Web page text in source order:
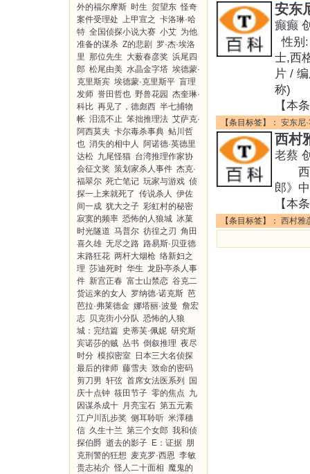
外的福尔摩斯 时生 贺望东 怪奇
案件受理处 上甲宣之 卡洛琳·哈
特 全国侦探小说大赛 小艾 为他
准备的谋杀 Z的悲剧
罗·杰·埃洛
里 那位先生 大薮春彦奖 浜尾四
郎 松尾由美 水晶金字塔 埃德蒙·
克里斯宾 埃德蒙·克里斯平 盲理
发师 誉田哲也 野兽花园 杰奎琳·
科比 再见了，德彪西 半七捕物
帐 泪流不止 笨拙推理法 艾萨克·
阿西莫夫 卡尔毒杀事典 鲇川哲
也 消失的相中人
阿诺德·英德里
达松 九尾怪猫 台湾推理作家协
会征文奖 策划家杀人事件 杰克·
福翠尔 死亡笔记 玩家与游戏 侦
探一上来就死了 传说杀人 伊佐
间一成 犹大之子 彩虹村的秘密
寂寞的频率 恐怖的人狼城 冰菓
时光隧道 马普尔 彷徨之刃 角田
喜久雄 无尽之路 路易斯·贝亚德
末路狂花 两杆大烟枪 络新妇之
理 莎迪死时 华生 龙卧亭杀人事
件 新宫正春 富士山禁恋 谷克二
货运来的女人
罗纳德·诺克斯 芭
芭拉·弗莱德金 娜塔丽·波曼 詹宏
志 贝克街小分队 恐怖的人狼
城：完结篇 史蒂芙·佩妮 研究斯
宾诺莎的贼 丛书 倒叙推理 夜尽
时分 模拟密室 日本三大名侦探
最后的律师 藤雪夫 致命的密码
剪刀男 轩弦 首席女法医系列
国
庆十点钟 筱田节子 零的焦点 九
因谋杀成十 月亮宝石 第五元素
江户川乱步奖 侧耳聆听 米澤穗
信 久生十兰 第三个女郎 我和侦
探伯爵 逝去的影子 E：证据 朋
克刑警的狂想 麦克罗·西恩 李敏
贵志祐介 怪人二十面相 魔鬼的
安东
癫癫
性别
士,西
片 /
称)
【本
【条目标签】： 安东尼
西村
老蔡
西村
郎》
【本
【条目标签】： 西村雅